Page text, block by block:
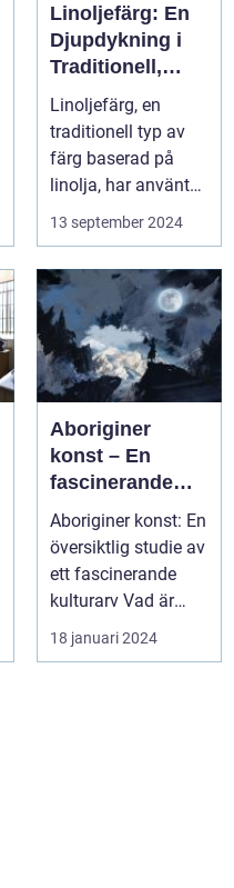
Linoljefärg: En
Djupdykning i
Traditionell,
Naturlig och
Hållbar
Målarfärg
Linoljefärg, en
traditionell typ av
färg baserad på
linolja, har använts i
13 september 2024
Aboriginer
konst – En
fascinerande
resa in i det
australiska
aboriginska
kulturarvet
Aboriginer konst: En
översiktlig studie av
ett fascinerande
kulturarv Vad är
aboriginer konst
och ...
18 januari 2024